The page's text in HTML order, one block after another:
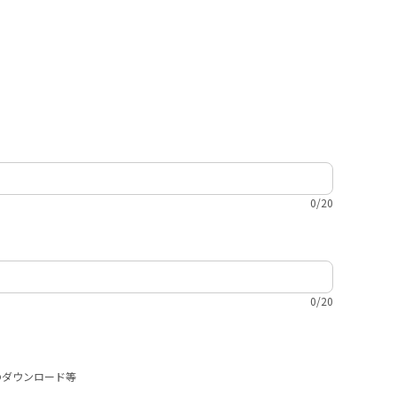
0/20
0/20
ウンロード等